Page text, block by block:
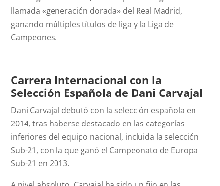
llamada «generación dorada» del Real Madrid,
ganando múltiples títulos de liga y la Liga de
Campeones.
Carrera Internacional con la
Selección Española de Dani Carvajal
Dani Carvajal debutó con la selección española en
2014, tras haberse destacado en las categorías
inferiores del equipo nacional, incluida la selección
Sub-21, con la que ganó el Campeonato de Europa
Sub-21 en 2013.